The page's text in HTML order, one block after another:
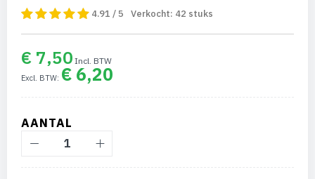
4.91 / 5 Verkocht: 42 stuks
€ 7,50
€ 6,20
AANTAL